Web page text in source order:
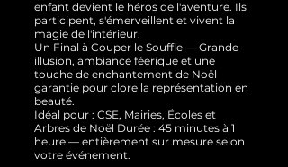
enfant devient le héros de l'aventure. Ils
participent, s'émerveillent et vivent la
magie de l'intérieur.
Un Final à Couper le Souffle — Grande
illusion, ambiance féerique et une
touche de enchantement de Noël
garantie pour clore la représentation en
beauté.
Idéal pour : CSE, Mairies, Écoles et
Arbres de Noël Durée : 45 minutes à 1
heure — entièrement sur mesure selon
votre événement.